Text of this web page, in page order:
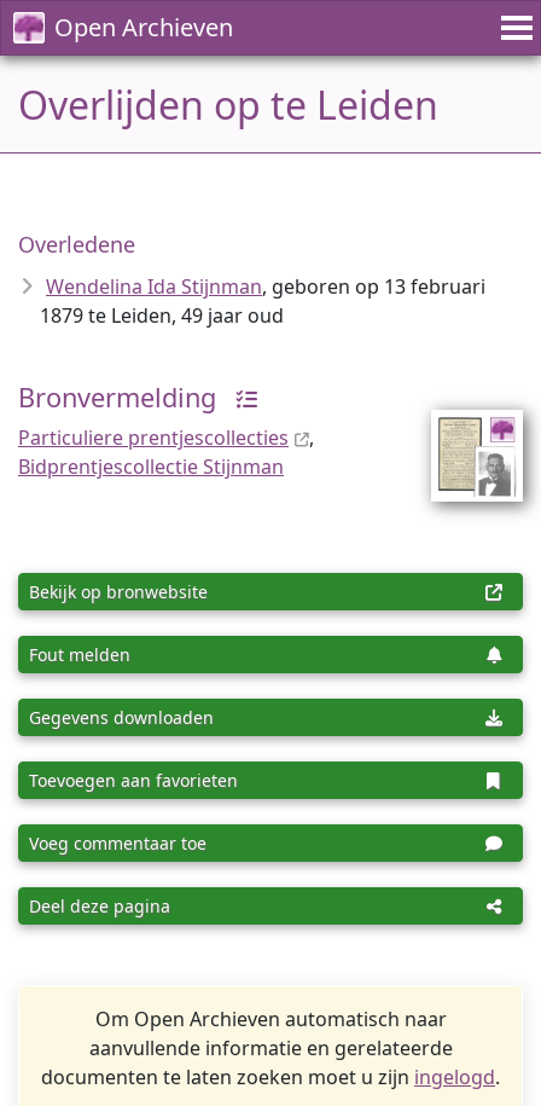
Open Archieven
Overlijden op te Leiden
Overledene
Wendelina Ida Stijnman, geboren op 13 februari
1879 te Leiden, 49 jaar oud
Bronvermelding
Particuliere prentjescollecties
,
Bidprentjescollectie Stijnman
Bekijk op bronwebsite
Fout melden
Gegevens downloaden
Toevoegen aan favorieten
Voeg commentaar toe
Deel deze pagina
Om Open Archieven automatisch naar
aanvullende informatie en gerelateerde
documenten te laten zoeken moet u zijn ingelogd.